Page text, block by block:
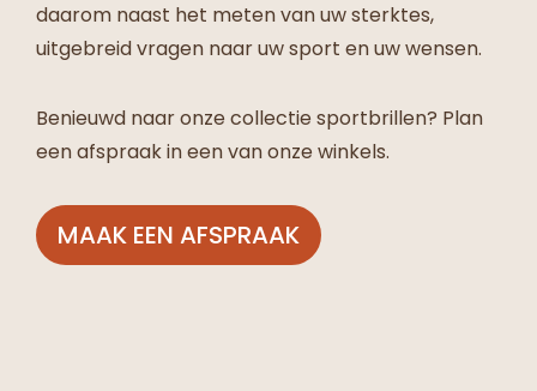
daarom naast het meten van uw sterktes,
uitgebreid vragen naar uw sport en uw wensen.
Benieuwd naar onze collectie sportbrillen? Plan
een afspraak in een van onze winkels.
MAAK EEN AFSPRAAK